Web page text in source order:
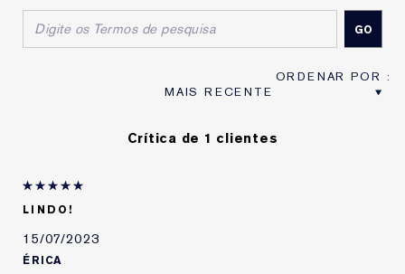
Crítica de 1 clientes
LINDO!
15/07/2023
ÉRICA